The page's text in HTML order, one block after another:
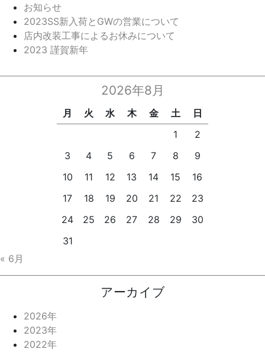
お知らせ
2023SS新入荷とGWの営業について
店内改装工事によるお休みについて
2023 謹賀新年
2026年8月
月 火 水 木 金 土
日
1
2
3
4 5 6 7 8
9
10
11 12 13 14 15
16
17
18 19 20 21 22
23
24
25 26 27 28 29
30
31
« 6月
アーカイブ
2026年
2023年
2022年